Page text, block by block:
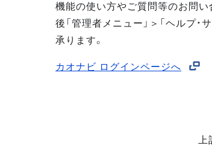
機能の使い方やご質問等のお問い
後「管理者メニュー」＞「ヘルプ・
承ります。
カオナビ ログインページへ